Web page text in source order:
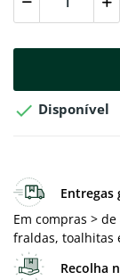
 Disponível
Entregas
Em compras >
fraldas, toalhitas
Recolha